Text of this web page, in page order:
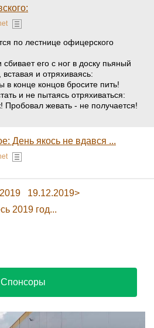
по лестнице офицерского
его с ног в доску пьяный
и отряхиваясь:
в конце концов бросите пить!
и не пытаясь отряхиваться:
Пробовал жевать - не получается!
День якось не вдався ...
19.12.2019>
2019 год...
Спонсоры